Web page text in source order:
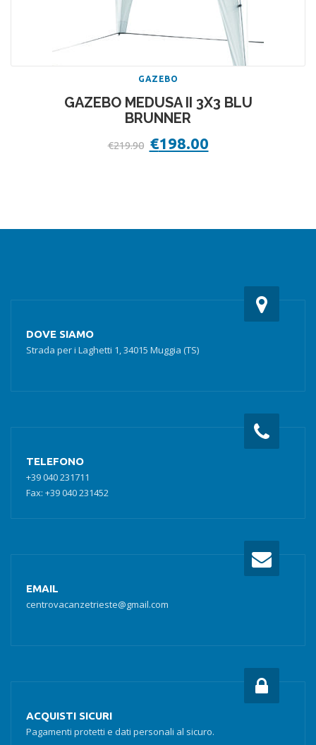
GAZEBO
GAZEBO MEDUSA II 3X3 BLU
BRUNNER
€219.90 Il
prezzo
€198.00Il
prezzo
DOVE SIAMO
Strada per i Laghetti 1, 34015 Muggia (TS)
TELEFONO
+39 040 231711
Fax: +39 040 231452
EMAIL
centrovacanzetrieste@gmail.com
ACQUISTI SICURI
Pagamenti protetti e dati personali al sicuro.